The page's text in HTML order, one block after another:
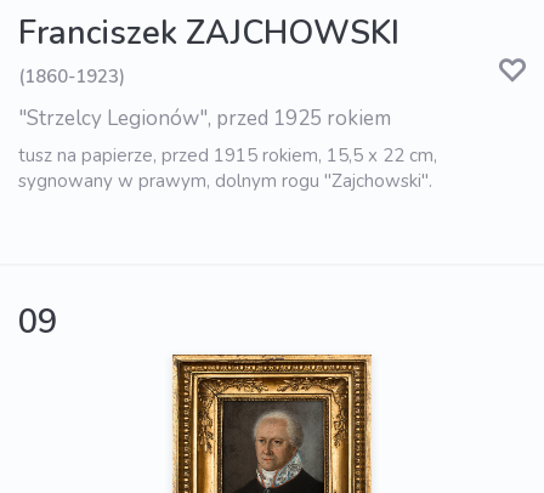
Franciszek ZAJCHOWSKI
(1860-1923)
"Strzelcy Legionów", przed 1925 rokiem
tusz na papierze, przed 1915 rokiem, 15,5 x 22 cm,
sygnowany w prawym, dolnym rogu "Zajchowski".
09